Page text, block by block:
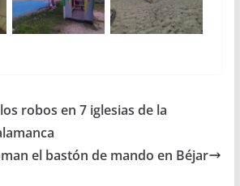
robos en 7 iglesias de la
el bastón de mando en Béjar